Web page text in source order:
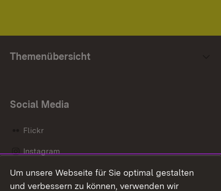
Themenübersicht
Social Media
Flickr
Instagram
Social Wall
Um unsere Webseite für Sie optimal gestalten
und verbessern zu können, verwenden wir